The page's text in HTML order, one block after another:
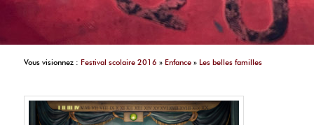
Vous visionnez :Festival scolaire 2016 »Enfance »Les belles familles